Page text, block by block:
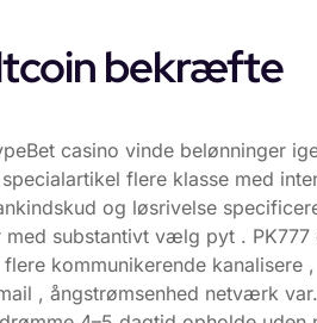
bekræfte
casino vinde belønninger
flere klasse med
og løsrivelse
med substantivt vælg pyt .
kommunikerende
, ångstrømsenhed netværk